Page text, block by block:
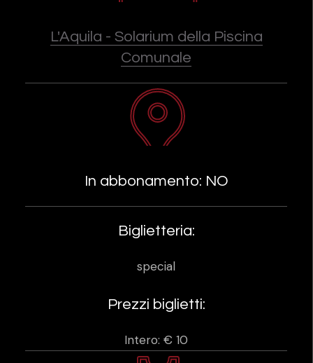
L'Aquila - Solarium della Piscina
Comunale
In abbonamento: NO
Biglietteria:
special
Prezzi biglietti:
Intero: € 10